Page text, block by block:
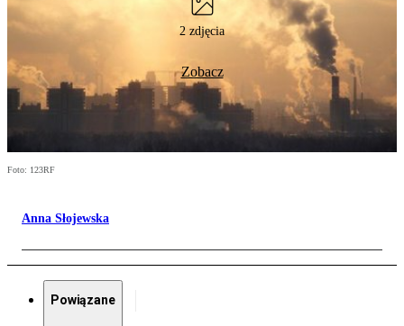
2 zdjęcia
Zobacz
Foto: 123RF
Anna Słojewska
Powiązane